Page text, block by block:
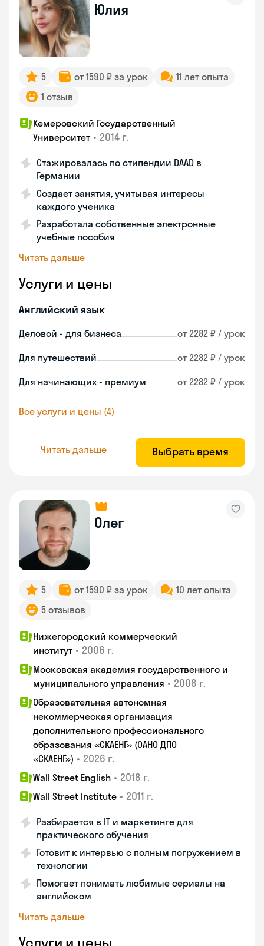
Юлия
5 от 1590 ₽ за урок
11 лет опыта
1 отзыв
Кемеровский Государственный
Университет • 2014 г.
Стажировалась по стипендии DAAD в
Германии
Создает занятия, учитывая интересы
каждого ученика
Разработала собственные электронные
учебные пособия
Читать дальше
Услуги и цены
Английский язык
Деловой - для бизнеса от 2282 ₽ / урок
Для путешествий от 2282 ₽ / урок
Для начинающих - премиум от 2282 ₽ / урок
Все услуги и цены (4)
Читать дальше Выбрать время
Олег
5 от 1590 ₽ за урок
10 лет опыта
5 отзывов
Нижегородский коммерческий
институт • 2006 г.
Московская академия государственного и
муниципального управления • 2008 г.
Образовательная автономная
некоммерческая организация
дополнительного профессионального
образования «СКАЕНГ» (ОАНО ДПО
«СКАЕНГ») • 2026 г.
Wall Street English • 2018 г.
Wall Street Institute • 2011 г.
Разбирается в IT и маркетинге для
практического обучения
Готовит к интервью с полным погружением в
технологии
Помогает понимать любимые сериалы на
английском
Читать дальше
Услуги и цены